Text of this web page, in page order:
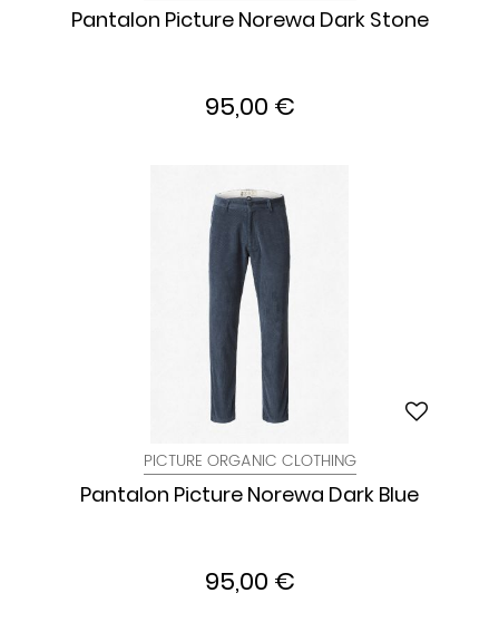
Pantalon Picture Norewa Dark Stone
95,00 €
PICTURE ORGANIC CLOTHING
Pantalon Picture Norewa Dark Blue
95,00 €